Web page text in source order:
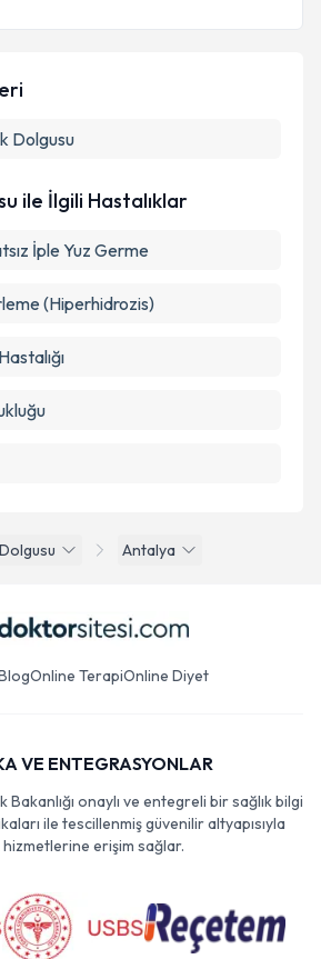
işlenmesine ilişkin
Talebini Gönder
Antalya
Dolgusu
ile İlgili Hastalıklar
İple Yuz Germe
(Hiperhidrozis)
Online TerapiOnline Diyet
VE ENTEGRASYONLAR
onaylı ve entegreli bir sağlık bilgi
ile tescillenmiş güvenilir altyapısıyla
hizmetlerine erişim sağlar.